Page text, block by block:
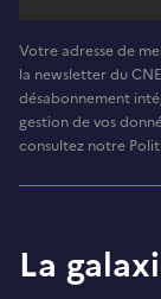
Votre adresse de
la newsletter du
désabonnement
gestion de vos
consultez notre
La